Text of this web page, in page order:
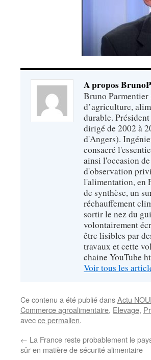
A propos
Bruno
d’agriculture,
durable.
dirigé de 2002 à
d'Angers).
consacré
ainsi l'occasion
d'observation
l'alimentation, en
de synthèse, un
réchauffement
sortir le nez du
volontairement
être lisibles par
travaux et cette
chaine YouTube
Voir tous les
Ce contenu a été publié dansActu
Commerce agroalimentaire, Elevage,
avecce permalien.
← La France reste probablement le
sûr en matière de sécurité alimentaire